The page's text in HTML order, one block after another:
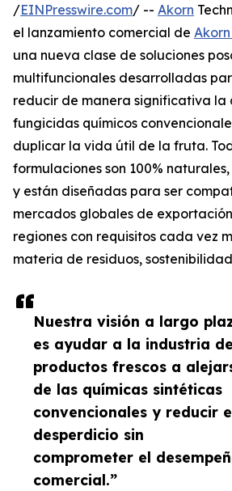
Nuestra visión a largo
es ayudar a la industria de
productos frescos a
de las químicas sintéticas
convencionales y reducir
desperdicio sin
comprometer el
comercial.”
/EINPresswire.com/ -- Akorn
el lanzamiento comercial de
una nueva clase de soluciones
multifuncionales desarrolladas
reducir de manera significativa la
fungicidas químicos
duplicar la vida útil de la fruta.
formulaciones son 100%
y están diseñadas para ser
mercados globales de
regiones con requisitos cada vez
materia de residuos,